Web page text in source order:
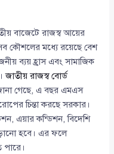
বাজেটে রাজস্ব আয়ের
কৌশলের মধ্যে রয়েছে বেশ
ব্যয় হ্রাস এবং সামাজিক
জাতীয় রাজস্ব বোর্ড
গেছে, এ বছর এমএস
চিন্তা করছে সরকার।
এয়ার কন্ডিশন, বিদেশি
হবে। এর ফলে
পারে।